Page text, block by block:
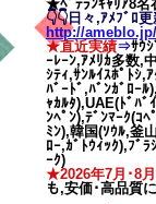
★ﾍﾞﾃﾗﾝｷｬﾘｱ8名
👇👇日々,ｱﾒﾌﾞﾛ
http://
★直近実績⇒ｻｳ
ｰﾚｰﾝ,ｱﾒﾘｶ多数,
ｼﾃｨ,ｻﾝﾙｲｽﾎﾟﾄｼ,
ﾊﾞｰﾄﾞ,ﾊﾞﾝｶﾞﾛｰﾙ
ｬｶﾙﾀ),UAE(ﾄﾞﾊﾞ
ﾝﾍﾟﾝ),ﾃﾞﾝﾏｰｸ(ｺﾍ
ﾐﾝ),韓国(ｿｳﾙ,釜
ﾛｰ,ｶﾞﾄｳｨｯｸ),ﾌﾞﾗ
ｰｸ)
★2026年7月･8
も,安価･高品質